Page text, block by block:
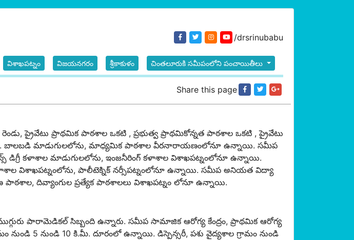
/drsrinubabu
విశాఖపట్నం విజయనగరం శ్రీకాకుళం చింతలూరుకి సమీపంలోని పంచాయితీలు
Share this page
ప్రైవేటు ప్రాథమిక పాఠశాల ఒకటి , ప్రభుత్వ ప్రాథమికోన్నత పాఠశాల ఒకటి , ప్రైవేటు
బాలబడి మాడుగులలోను, మాధ్యమిక పాఠశాల వీరనారాయణంలోనూ ఉన్నాయి. సమీప
డిగ్రీ కళాశాల మాడుగులలోను, ఇంజనీరింగ్ కళాశాల విశాఖపట్నంలోనూ ఉన్నాయి.
విశాఖపట్నంలోను, పాలీటెక్నిక్ నర్సీపట్నంలోనూ ఉన్నాయి. సమీప అనియత విద్యా
పాఠశాల, దివ్యాంగుల ప్రత్యేక పాఠశాల‌లు విశాఖపట్నం లోనూ ఉన్నాయి.
పారామెడికల్ సిబ్బంది ఉన్నారు. సమీప సామాజిక ఆరోగ్య కేంద్రం, ప్రాథమిక ఆరోగ్య
నుండి 5 నుండి 10 కి.మీ. దూరంలో ఉన్నాయి. డిస్పెన్సరీ, పశు వైద్యశాల గ్రామం నుండి